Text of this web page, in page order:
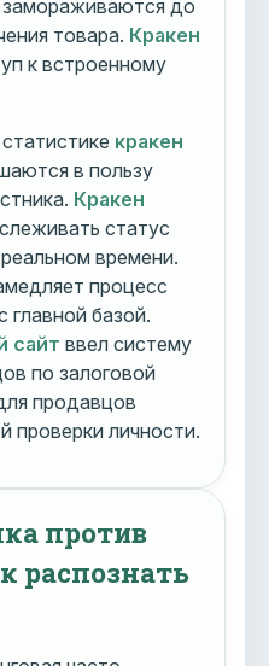
замораживаются до
товара. Кракен
к встроенному
кракен
в пользу
Кракен
статус
времени.
процесс
главной базой.
сайт ввел систему
по залоговой
продавцов
проверки личности.
против
распознать